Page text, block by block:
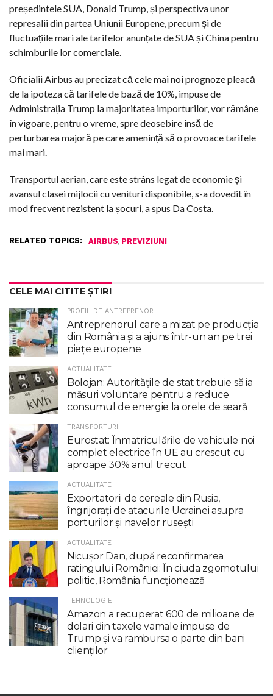
președintele SUA, Donald Trump, și perspectiva unor
represalii din partea Uniunii Europene, precum și de
fluctuațiile mari ale tarifelor anunțate de SUA și China pentru
schimburile lor comerciale.
Oficialii Airbus au precizat că cele mai noi prognoze pleacă
de la ipoteza că tarifele de bază de 10%, impuse de
Administrația Trump la majoritatea importurilor, vor rămâne
în vigoare, pentru o vreme, spre deosebire însă de
perturbarea majoră pe care amenință să o provoace tarifele
mai mari.
Transportul aerian, care este strâns legat de economie și
avansul clasei mijlocii cu venituri disponibile, s-a dovedit în
mod frecvent rezistent la șocuri, a spus Da Costa.
RELATED TOPICS: AIRBUS, PREVIZIUNI
CELE MAI CITITE ȘTIRI
PROFIL DE ANTREPRENOR
Antreprenorul care a mizat pe producția
din România și a ajuns într-un an pe trei
piețe europene
ACTUALITATE
Bolojan: Autoritățile de stat trebuie să ia
măsuri voluntare pentru a reduce
consumul de energie la orele de seară
TRANSPORTURI
Eurostat: Înmatriculările de vehicule noi
complet electrice în UE au crescut cu
aproape 30% anul trecut
ACTUALITATE
Exportatorii de cereale din Rusia,
îngrijorați de atacurile Ucrainei asupra
porturilor și navelor rusești
ACTUALITATE
Nicuşor Dan, după reconfirmarea
ratingului României: În ciuda zgomotului
politic, România funcţionează
TEHNOLOGIE
Amazon a recuperat 600 de milioane de
dolari din taxele vamale impuse de
Trump şi va rambursa o parte din bani
clienţilor